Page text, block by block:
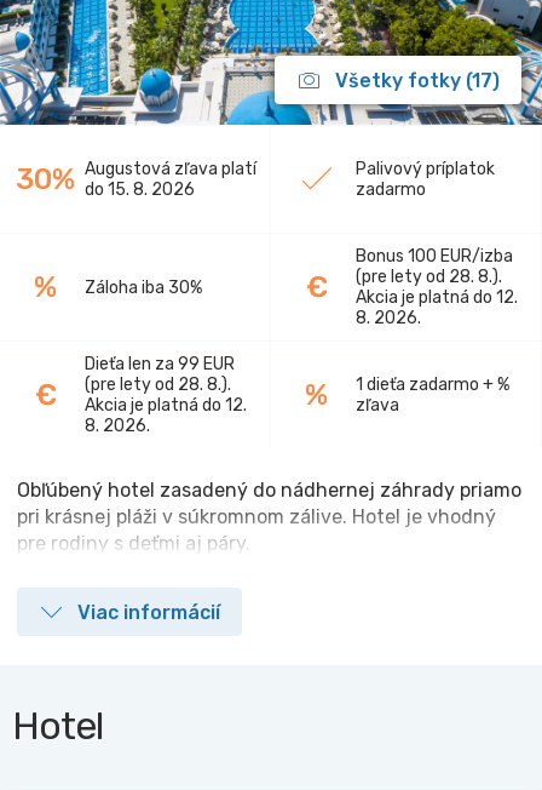
Všetky fotky (17)
30% Augustová zľava platí
do 15. 8. 2026
Palivový príplatok
zadarmo
% Záloha iba 30% €
Bonus 100 EUR/izba
(pre lety od 28. 8.).
Akcia je platná do 12.
8. 2026.
€
Dieťa len za 99 EUR
(pre lety od 28. 8.).
Akcia je platná do 12.
8. 2026.
%
1 dieťa zadarmo + %
zľava
Obľúbený hotel zasadený do nádhernej záhrady priamo
pri krásnej pláži v súkromnom zálive. Hotel je vhodný
pre rodiny s deťmi aj páry.
Viac informácií
Hotel